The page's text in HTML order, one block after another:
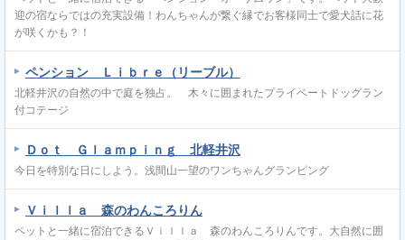
迎の宿ならではの充実設備！わんちゃんが繋ぐ縁でお客様同士で愛犬話に花
が咲くかも？！
ペンション Ｌｉｂｒｅ（リーブル）
北軽井沢の自然の中で庭を独占。 木々に囲まれたプライベートドッグラン
付コテージ
Ｄｏｔ Ｇｌａｍｐｉｎｇ 北軽井沢
今日を特別な日にしよう。浅間山一望のワンちゃんグランピング
Ｖｉｌｌａ 森のわんころりん
ペットと一緒に宿泊できるＶｉｌｌａ 森のわんころりんです。大自然に囲